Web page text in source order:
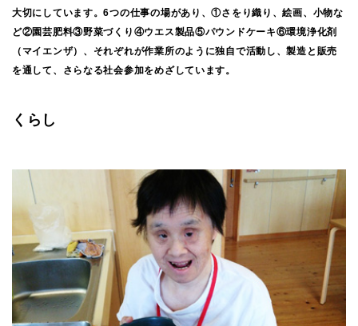
大切にしています。6つの仕事の場があり、①さをり織り、絵画、小物な
ど②園芸肥料③野菜づくり④ウエス製品⑤パウンドケーキ⑥環境浄化剤
（マイエンザ）、それぞれが作業所のように独自で活動し、製造と販売
を通して、さらなる社会参加をめざしています。
くらし